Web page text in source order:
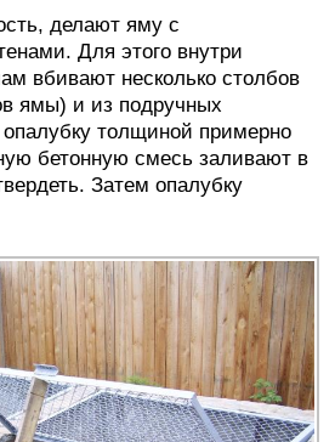
делают яму с
Для этого внутри
вбивают несколько столбов
ямы) и из подручных
толщиной примерно
бетонную смесь заливают в
Затем опалубку